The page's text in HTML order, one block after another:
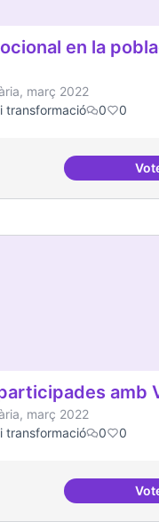
en la
març 2022
transformació
0 0
amb
març 2022
transformació
0 0